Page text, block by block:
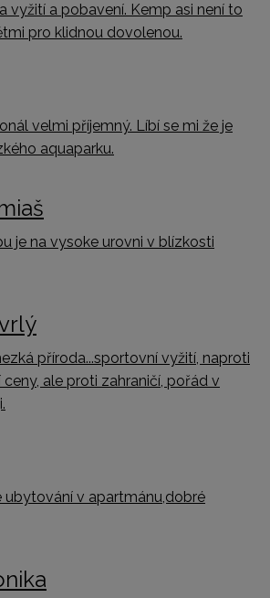
vyžití a pobavení. Kemp asi není to
pro klidnou dovolenou.
velmi příjemný. Líbí se mi že je
aquaparku.
je na vysoke urovni v blízkosti
příroda...sportovní vyžití, naproti
ale proti zahraničí, pořád v
ubytování v apartmánu,dobré